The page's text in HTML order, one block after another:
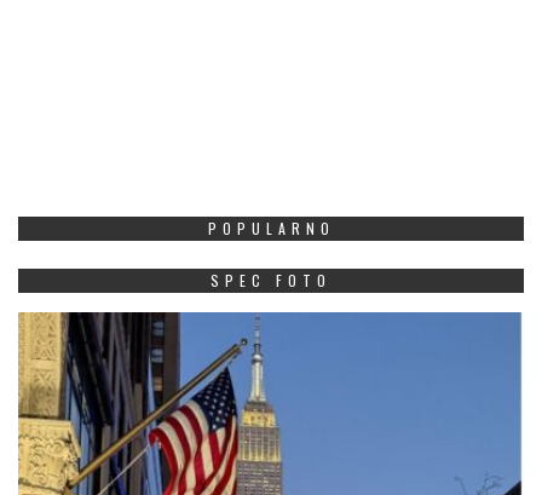
POPULARNO
SPEC FOTO